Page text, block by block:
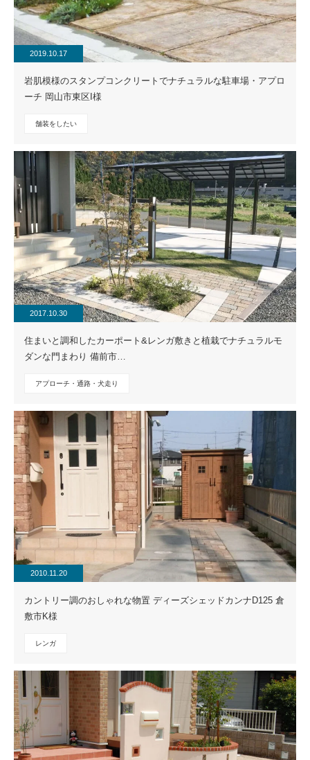
2019.10.17
岩肌模様のスタンプコンクリートでナチュラルな駐車場・アプロ
ーチ 岡山市東区I様
舗装をしたい
2017.10.30
住まいと調和したカーポート&レンガ敷きと植栽でナチュラルモ
ダンな門まわり 備前市…
アプローチ・通路・犬走り
2010.11.20
カントリー調のおしゃれな物置 ディーズシェッドカンナD125 倉
敷市K様
レンガ